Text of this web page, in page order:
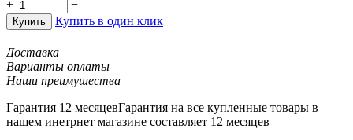
+
−
Купить Купить в один клик
Доставка
Варианты оплаты
Наши преимушества
Гарантия 12 месяцевГарантия на все купленные товары в
нашем инетрнет магазине составляет 12 месяцев